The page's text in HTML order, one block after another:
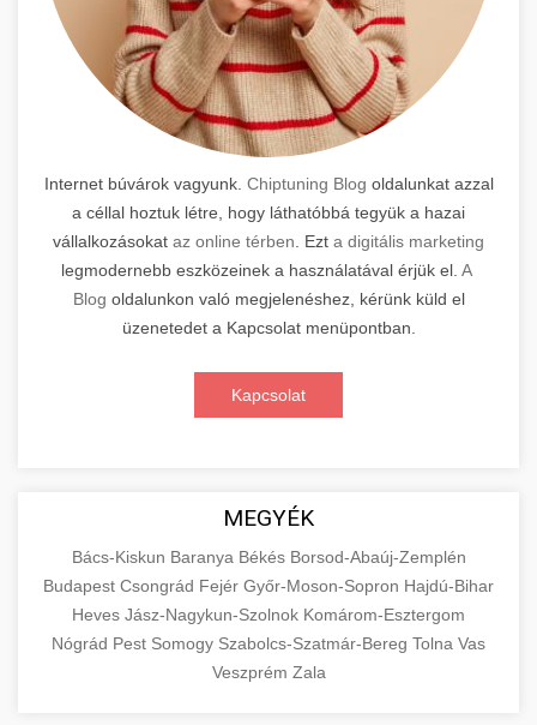
Internet búvárok vagyunk. Chiptuning Blog oldalunkat azzal
a céllal hoztuk létre, hogy láthatóbbá tegyük a hazai
vállalkozásokat az online térben . Ezt a digitális marketing
legmodernebb eszközeinek a használatával érjük el. A
Blog oldalunkon való megjelenéshez, kérünk küld el
üzenetedet a Kapcsolat menüpontban.
Kapcsolat
MEGYÉK
Bács-Kiskun Baranya Békés Borsod-Abaúj-Zemplén
Budapest Csongrád Fejér Győr-Moson-Sopron Hajdú-Bihar
Heves Jász-Nagykun-Szolnok Komárom-Esztergom
Nógrád Pest Somogy Szabolcs-Szatmár-Bereg Tolna Vas
Veszprém Zala